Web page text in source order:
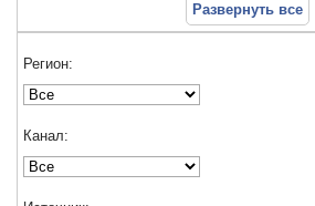
Развернуть все
Регион:
Канал: